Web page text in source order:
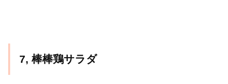
7, 棒棒鶏サラダ